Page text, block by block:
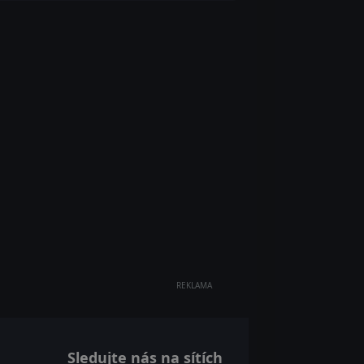
REKLAMA
Sledujte nás na sítích